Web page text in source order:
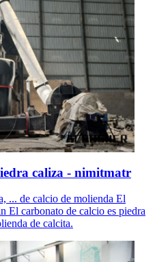
caliza - nimitmatr
... de calcio de molienda El
El carbonato de calcio es piedra
de calcita.